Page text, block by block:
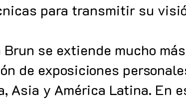
para transmitir su
se extiende mucho
de exposiciones
Asia y América Latina. En